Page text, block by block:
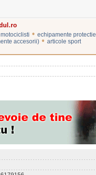
• echipamente protectie
accesorii) • articole sport